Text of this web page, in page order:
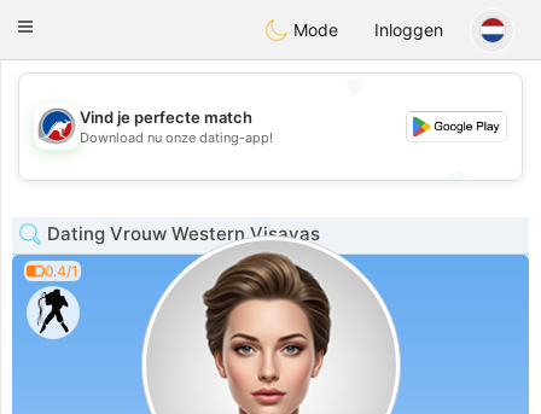
AustraliaChat
Toggle
Mode Inloggen
💖
Vind je perfecte match
Download nu onze dating-app!
Dating Vrouw Western Visayas
0.4/1